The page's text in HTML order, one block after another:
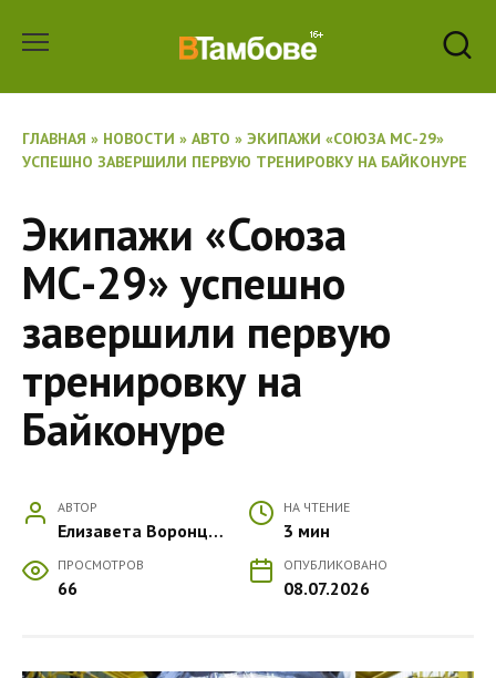
ГЛАВНАЯ » НОВОСТИ » АВТО » ЭКИПАЖИ «СОЮЗА МС-29»
УСПЕШНО ЗАВЕРШИЛИ ПЕРВУЮ ТРЕНИРОВКУ НА БАЙКОНУРЕ
Экипажи «Союза
МС-29» успешно
завершили первую
тренировку на
Байконуре
АВТОР
Елизавета Воронцова
НА ЧТЕНИЕ
3 мин
ПРОСМОТРОВ
66
ОПУБЛИКОВАНО
08.07.2026